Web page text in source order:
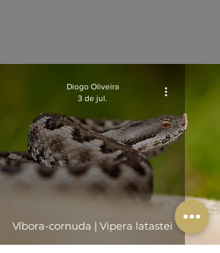
Víbora-cornuda | Vipera latastei
Diogo Oliveira
3 de jul.